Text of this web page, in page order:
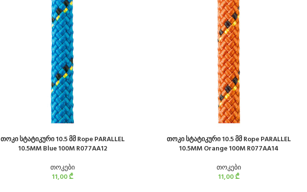
თოკი სტატიკური 10.5 მმ Rope PARALLEL
10.5MM Blue 100M R077AA12
თოკები
11,00₾
თოკი სტატიკური 10.5 მმ Rope PARALLEL
10.5MM Orange 100M R077AA14
თოკები
11,00₾